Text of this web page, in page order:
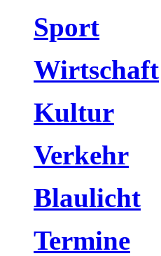
Sport
Wirtschaft
Kultur
Verkehr
Blaulicht
Termine